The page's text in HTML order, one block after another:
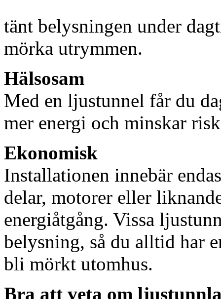
tänt belysningen under
mörka utrymmen.
Hälsosam
Med en ljustunnel får du
mer energi och minskar
Ekonomisk
Installationen innebär
delar, motorer eller
energiåtgång. Vissa
belysning, så du alltid har
bli mörkt utomhus.
Bra att veta om